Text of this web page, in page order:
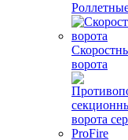
ворота